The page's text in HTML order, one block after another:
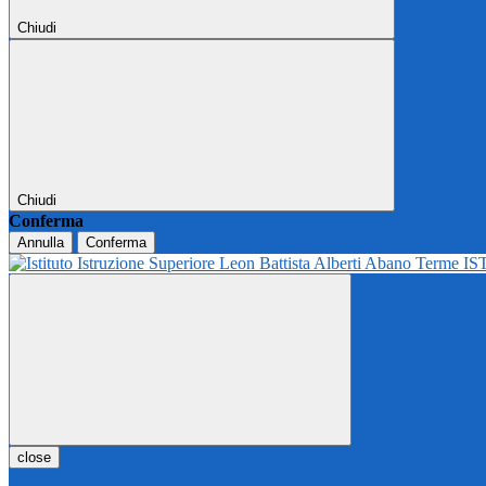
Chiudi
Chiudi
Conferma
Annulla Conferma
close